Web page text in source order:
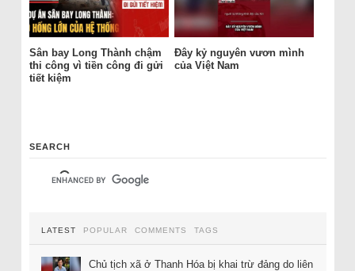
Sân bay Long Thành chậm
thi công vì tiền công đi gửi
tiết kiệm
Đây kỷ nguyên vươn mình
của Việt Nam
SEARCH
LATEST POPULAR COMMENTS TAGS
Chủ tịch xã ở Thanh Hóa bị khai trừ đảng do liên